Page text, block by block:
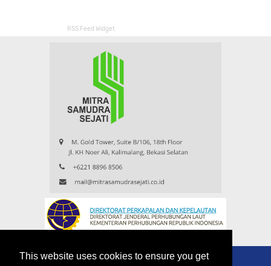
This website uses cookies to ensure you get
RSS Feed Widget